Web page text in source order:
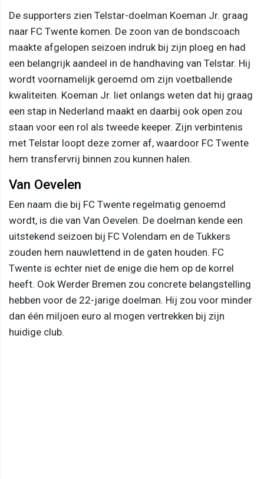
De supporters zien Telstar-doelman Koeman Jr. graag
naar FC Twente komen. De zoon van de bondscoach
maakte afgelopen seizoen indruk bij zijn ploeg en had
een belangrijk aandeel in de handhaving van Telstar. Hij
wordt voornamelijk geroemd om zijn voetballende
kwaliteiten. Koeman Jr. liet onlangs weten dat hij graag
een stap in Nederland maakt en daarbij ook open zou
staan voor een rol als tweede keeper. Zijn verbintenis
met Telstar loopt deze zomer af, waardoor FC Twente
hem transfervrij binnen zou kunnen halen.
Van Oevelen
Een naam die bij FC Twente regelmatig genoemd
wordt, is die van Van Oevelen. De doelman kende een
uitstekend seizoen bij FC Volendam en de Tukkers
zouden hem nauwlettend in de gaten houden. FC
Twente is echter niet de enige die hem op de korrel
heeft. Ook Werder Bremen zou concrete belangstelling
hebben voor de 22-jarige doelman. Hij zou voor minder
dan één miljoen euro al mogen vertrekken bij zijn
huidige club.